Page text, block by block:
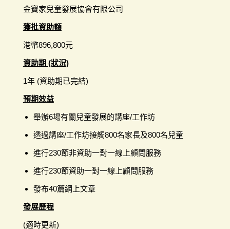
金寶家兒童發展協會有限公司
獲批資助額
港幣896,800元
資助期 (狀況)
1年 (資助期已完結)
預期效益
舉辦6場有關兒童發展的講座/工作坊
透過講座/工作坊接觸800名家長及800名兒童
進行230節非資助一對一線上顧問服務
進行230節資助一對一線上顧問服務
發布40篇網上文章
發展歷程
(適時更新)